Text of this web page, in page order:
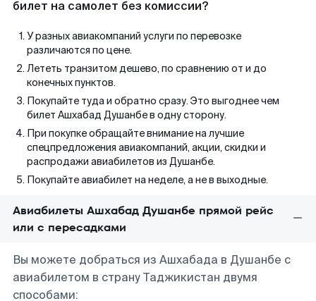
билет на самолет без комиссии?
У разных авиакомпаний услуги по перевозке
различаются по цене.
Лететь транзитом дешево, по сравнению от и до
конечных пунктов.
Покупайте туда и обратно сразу. Это выгоднее чем
билет Ашхабад Душанбе в одну сторону.
При покупке обращайте внимание на лучшие
спецпредложения авиакомпаний, акции, скидки и
распродажи авиабилетов из Душанбе.
Покупайте авиабилет на неделе, а не в выходные.
Авиабилеты Ашхабад Душанбе прямой рейс
или с пересадками
Вы можете добраться из Ашхабада в Душанбе с
авиабилетом в страну Таджикистан двумя
способами: